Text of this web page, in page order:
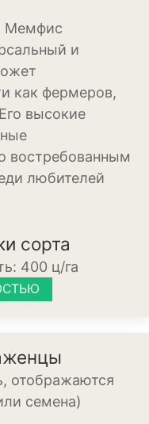
Мемфис
и
как фермеров,
высокие
востребованным
любителей
сорта
400 ц/га
отображаются
семена)